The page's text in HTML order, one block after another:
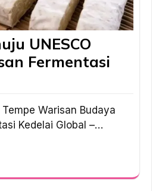
UNESCO
Fermentasi
Warisan Budaya
Kedelai Global –…